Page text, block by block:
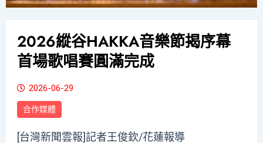
2026縱谷HAKKA音樂節揭序幕
首場歌唱賽圓滿完成
2026-06-29
合作媒體
[台灣新聞雲報]記者王俊欽/花蓮報導